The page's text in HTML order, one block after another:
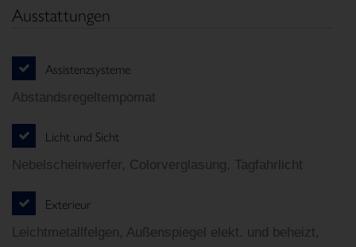
Ausstattungen
Assistenzsysteme
Abstandsregeltempomat
Licht und Sicht
Nebelscheinwerfer, Colorverglasung, Tagfahrlicht
Exterieur
Leichtmetallfelgen, Außenspiegel elekt. und beheizt,